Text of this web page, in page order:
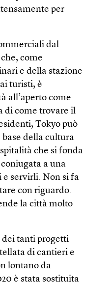
per
dal
come
e della stazione
turisti, è
all’aperto come
di come trovare il
Tokyo può
della cultura
che si fonda
a una
e servirli. Non si fa
con riguardo.
la città molto
dei tanti progetti
di cantieri e
lontano da
è stata sostituita